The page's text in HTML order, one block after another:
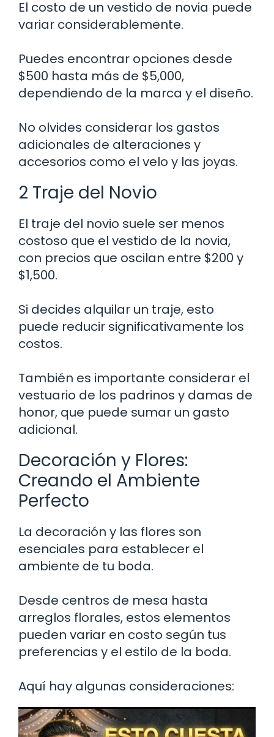
El costo de un vestido de novia puede
variar considerablemente.
Puedes encontrar opciones desde
$500 hasta más de $5,000,
dependiendo de la marca y el diseño.
No olvides considerar los gastos
adicionales de alteraciones y
accesorios como el velo y las joyas.
2 Traje del Novio
El traje del novio suele ser menos
costoso que el vestido de la novia,
con precios que oscilan entre $200 y
$1,500.
Si decides alquilar un traje, esto
puede reducir significativamente los
costos.
También es importante considerar el
vestuario de los padrinos y damas de
honor, que puede sumar un gasto
adicional.
Decoración y Flores:
Creando el Ambiente
Perfecto
La decoración y las flores son
esenciales para establecer el
ambiente de tu boda.
Desde centros de mesa hasta
arreglos florales, estos elementos
pueden variar en costo según tus
preferencias y el estilo de la boda.
Aquí hay algunas consideraciones: